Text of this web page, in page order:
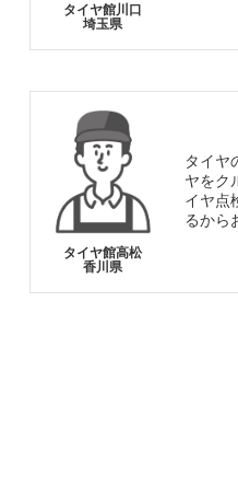
タイヤ館川口
埼玉県
タイヤ館高松
香川県
タイヤ
ヤをク
イヤ点
るから